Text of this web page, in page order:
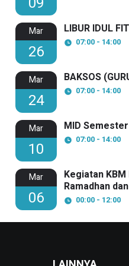
Mar
26
LIBUR IDUL
07:00 - 14:00
Mar
24
BAKSOS
07:00 - 14:00
Mar
10
MID
07:00 - 14:00
Mar
06
Kegiatan KBM
Ramadhan
Kilat00:00 - 12:00